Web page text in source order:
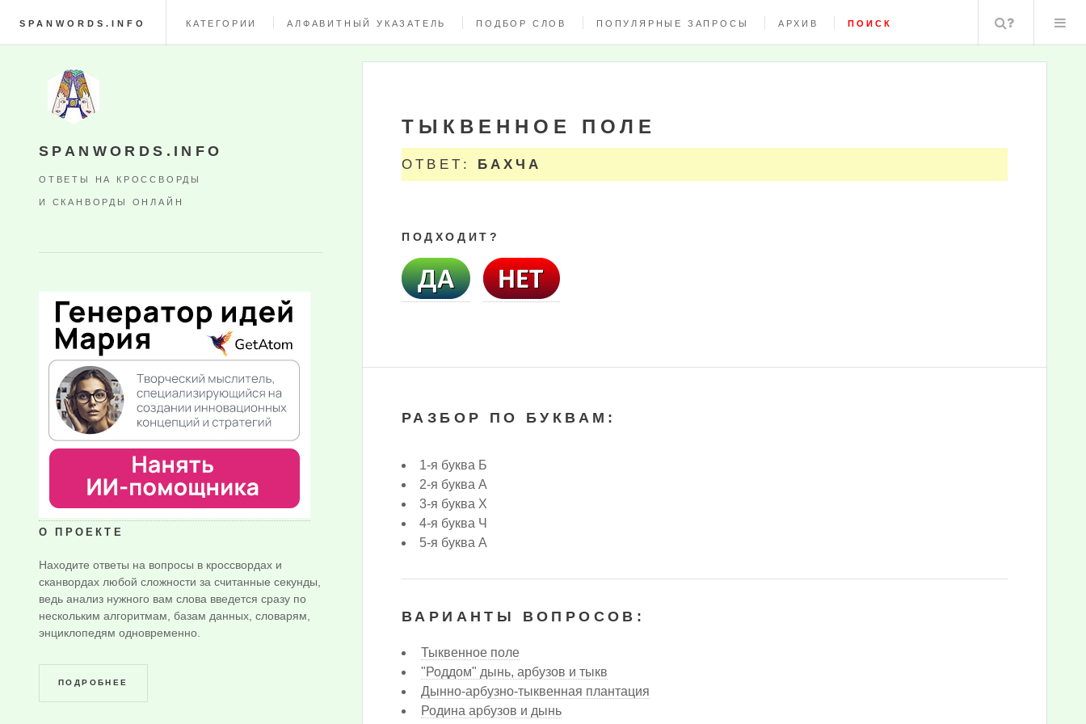
SPANWORDS.INFO КАТЕГОРИИ АЛФАВИТНЫЙ УКАЗАТЕЛЬ ПОДБОР СЛОВ ПОПУЛЯРНЫЕ ЗАПРОСЫ АРХИВ ПОИСК Поиск
ТЫКВЕННОЕ ПОЛЕ
ОТВЕТ: БАХЧА
ПОДХОДИТ?
РАЗБОР ПО БУКВАМ:
1-я буква Б
2-я буква А
3-я буква Х
4-я буква Ч
5-я буква А
ВАРИАНТЫ ВОПРОСОВ:
Тыквенное поле
"Роддом" дынь, арбузов и тыкв
Дынно-арбузно-тыквенная плантация
Родина арбузов и дынь
SPANWORDS.INFO
ОТВЕТЫ НА КРОССВОРДЫ
И СКАНВОРДЫ ОНЛАЙН
О ПРОЕКТЕ
Находите ответы на вопросы в кроссвордах и
сканвордах любой сложности за считанные секунды,
ведь анализ нужного вам слова введется сразу по
нескольким алгоритмам, базам данных, словарям,
энциклопедям одновременно.
ПОДРОБНЕЕ